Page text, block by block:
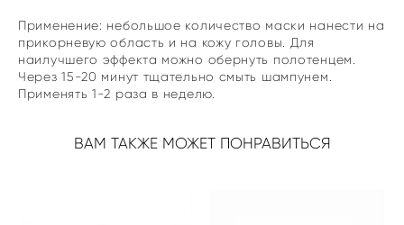
Применение: небольшое количество маски нанести на
прикорневую область и на кожу головы. Для
наилучшего эффекта можно обернуть полотенцем.
Через 15-20 минут тщательно смыть шампунем.
Применять 1-2 раза в неделю.
ВАМ ТАКЖЕ МОЖЕТ ПОНРАВИТЬСЯ